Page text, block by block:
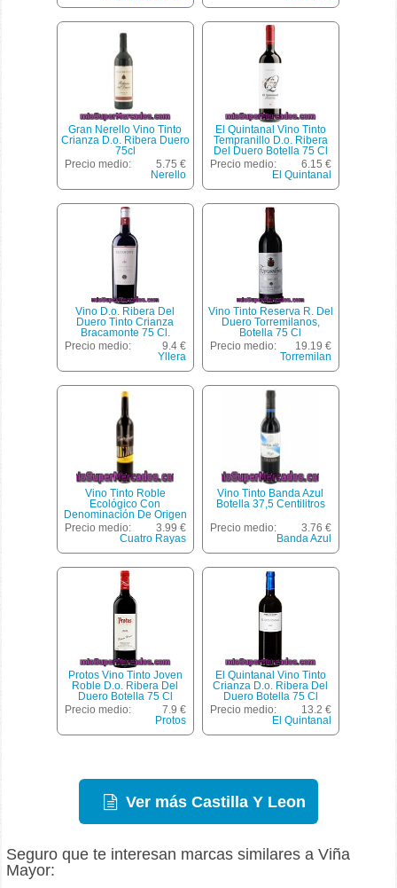
Gran Nerello Vino Tinto
Crianza D.o. Ribera Duero
75cl
Precio medio:
5.75 €
Nerello
El Quintanal Vino Tinto
Tempranillo D.o. Ribera
Del Duero Botella 75 Cl
Precio medio:
6.15 €
El Quintanal
Vino D.o. Ribera Del
Duero Tinto Crianza
Bracamonte 75 Cl.
Precio medio:
9.4 €
Yllera
Vino Tinto Reserva R. Del
Duero Torremilanos,
Botella 75 Cl
Precio medio:
19.19 €
Torremilan
Vino Tinto Roble
Ecológico Con
Denominación De Origen
Rueda Cuatro Rayas 75
Centilitros
Precio medio:
3.99 €
Cuatro Rayas
Vino Tinto Banda Azul
Botella 37,5 Centilitros
Precio medio:
3.76 €
Banda Azul
Protos Vino Tinto Joven
Roble D.o. Ribera Del
Duero Botella 75 Cl
Precio medio:
7.9 €
Protos
El Quintanal Vino Tinto
Crianza D.o. Ribera Del
Duero Botella 75 Cl
Precio medio:
13.2 €
El Quintanal
Ver más Castilla Y Leon
Seguro que te interesan marcas similares a Viña
Mayor: